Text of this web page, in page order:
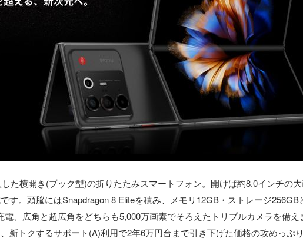
した横開き(ブック型)の折りたたみスマートフォン。開けば約8.0インチの
す。頭脳にはSnapdragon 8 Eliteを積み、メモリ12GB・ストレージ
、広角と超広角をどちらも5,000万画素でそろえたトリプルカメラを備
新トクするサポート(A)利用で2年6万円台まで引き下げた価格の攻めっぷ